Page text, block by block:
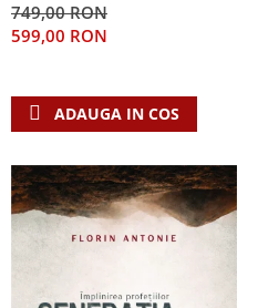
Teologie
Dogmatica
Misiune
Viata crestina
Contemporaneitate
Diverse
749,00 RON
599,00 RON
ADAUGA IN COS